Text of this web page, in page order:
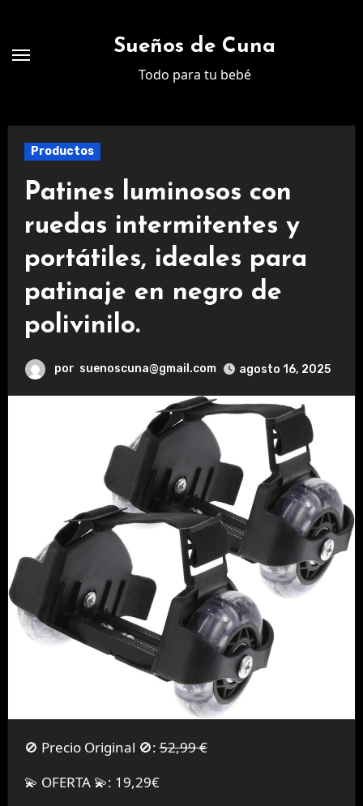
contenido
Sueños de Cuna
Todo para tu bebé
Productos
Patines luminosos con
ruedas intermitentes y
portátiles, ideales para
patinaje en negro de
polivinilo.
por suenoscuna@gmail.com agosto 16, 2025
🚫 Precio Original 🚫:52,99 €
💫 OFERTA 💫: 19,29€